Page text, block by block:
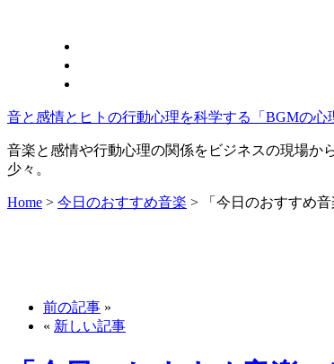
音と感情とヒトの行動心理を科学する「BGMの心
音楽と感情や行動心理の関係をビジネスの現場か
少々。
Home > 今日のおすすめ音楽 > 「今日のおすすめ
前の記事 »
« 新しい記事